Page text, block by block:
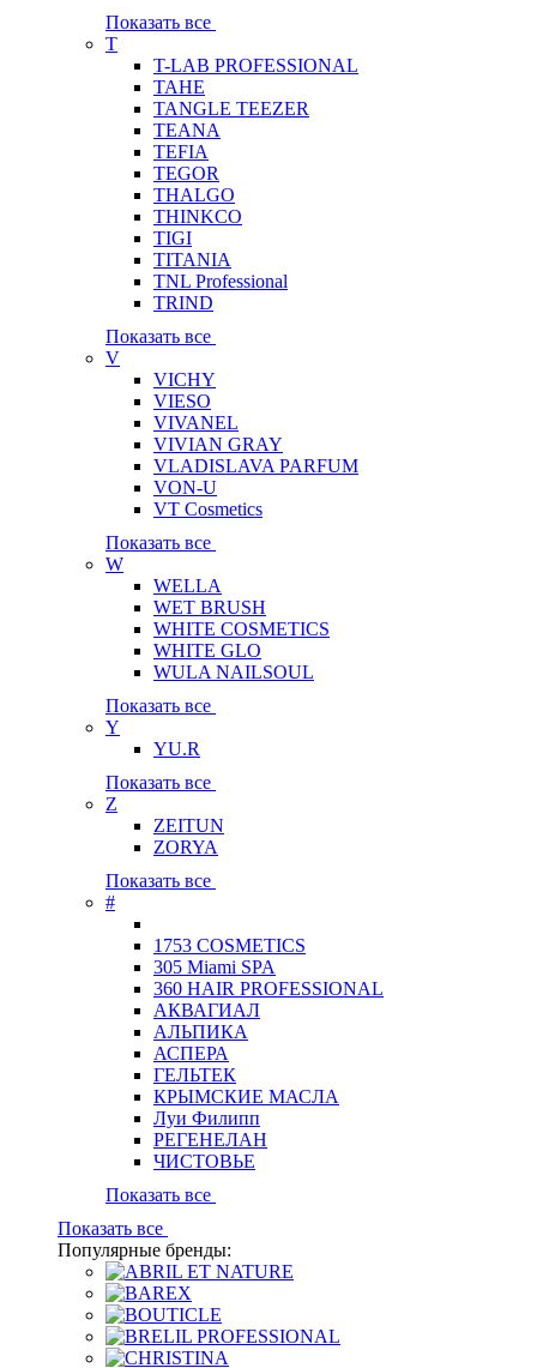
Показать все
T
T-LAB PROFESSIONAL
TAHE
TANGLE TEEZER
TEANA
TEFIA
TEGOR
THALGO
THINKCO
TIGI
TITANIA
TNL Professional
TRIND
Показать все
V
VICHY
VIESO
VIVANEL
VIVIAN GRAY
VLADISLAVA PARFUM
VON-U
VT Cosmetics
Показать все
W
WELLA
WET BRUSH
WHITE COSMETICS
WHITE GLO
WULA NAILSOUL
Показать все
Y
YU.R
Показать все
Z
ZEITUN
ZORYA
Показать все
#
1753 COSMETICS
305 Miami SPA
360 HAIR PROFESSIONAL
АКВАГИАЛ
АЛЬПИКА
АСПЕРА
ГЕЛЬТЕК
КРЫМСКИЕ МАСЛА
Луи Филипп
РЕГЕНЕЛАН
ЧИСТОВЬЕ
Показать все
Показать все
Популярные бренды: